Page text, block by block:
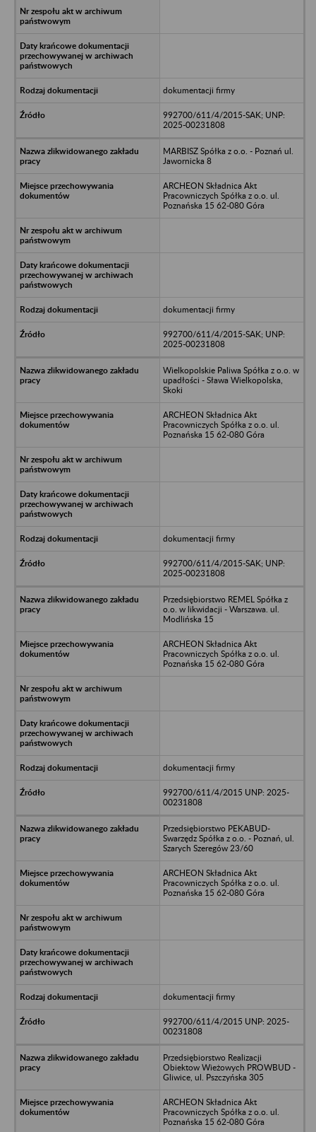
dokumentacji firmy
992700/611/4/2015-SAK; UNP:
2025-00231808
MARBISZ Spółka z o.o. - Poznań ul.
Jawornicka 8
ARCHEON Składnica Akt
Pracowniczych Spółka z o.o. ul.
Poznańska 15 62-080 Góra
dokumentacji firmy
992700/611/4/2015-SAK; UNP:
2025-00231808
Wielkopolskie Paliwa Spółka z o.o. w
upadłości - Sława Wielkopolska,
Skoki
ARCHEON Składnica Akt
Pracowniczych Spółka z o.o. ul.
Poznańska 15 62-080 Góra
dokumentacji firmy
992700/611/4/2015-SAK; UNP:
2025-00231808
Przedsiębiorstwo REMEL Spółka z
o.o. w likwidacji - Warszawa. ul.
Modlińska 15
ARCHEON Składnica Akt
Pracowniczych Spółka z o.o. ul.
Poznańska 15 62-080 Góra
dokumentacji firmy
992700/611/4/2015 UNP: 2025-
00231808
Przedsiębiorstwo PEKABUD-
Swarzędz Spółka z o.o. - Poznań, ul.
Szarych Szeregów 23/60
ARCHEON Składnica Akt
Pracowniczych Spółka z o.o. ul.
Poznańska 15 62-080 Góra
dokumentacji firmy
992700/611/4/2015 UNP: 2025-
00231808
Przedsiębiorstwo Realizacji
Obiektow Wieżowych PROWBUD -
Gliwice, ul. Pszczyńska 305
ARCHEON Składnica Akt
Pracowniczych Spółka z o.o. ul.
Poznańska 15 62-080 Góra